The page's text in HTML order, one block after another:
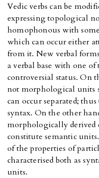
Vedic verbs can be
expressing topological
homophonous with
which can occur either
from it. New verbal
a verbal base with one
controversial status. On
not morphological units
can occur separated;
syntax. On the other
morphologically derived
constitute semantic
of the properties of
characterised both as
units.